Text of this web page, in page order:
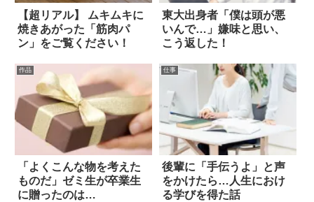
【超リアル】 ムキムキに
焼きあがった「筋肉パ
ン」をご覧ください！
東大出身者「僕は頭が悪
いんで…」嫌味と思い、
こう返した！
作品
「よくこんな物を考えた
ものだ」ゼミ生が卒業生
に贈ったのは…
仕事
後輩に「手伝うよ」と声
をかけたら…人生におけ
る学びを得た話